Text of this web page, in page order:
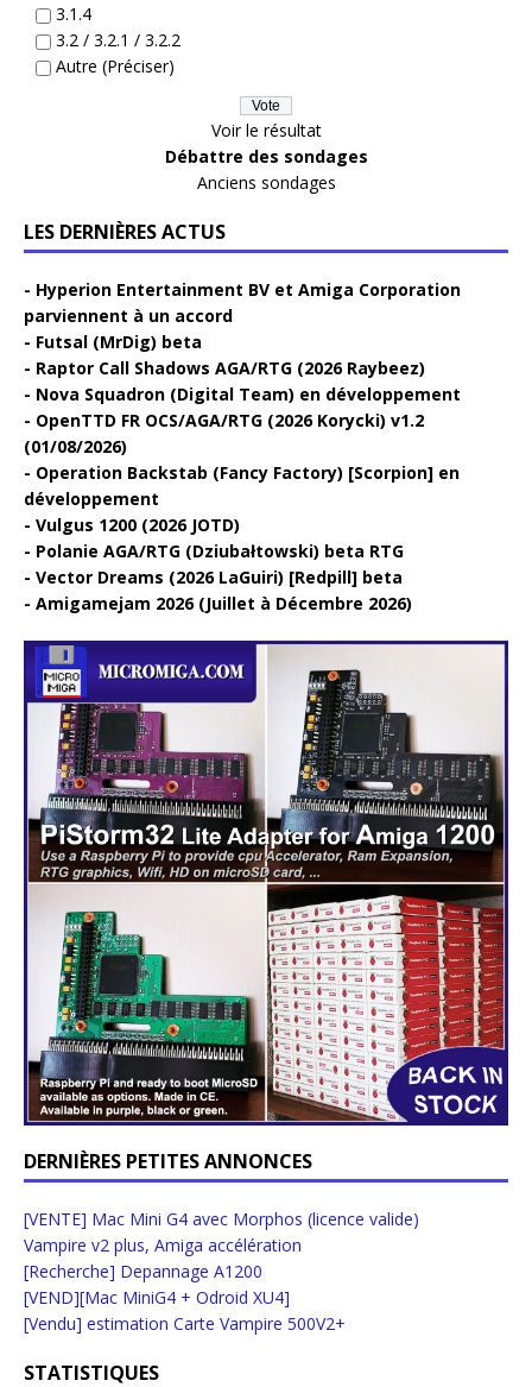
3.1.4
3.2 / 3.2.1 / 3.2.2
Autre (Préciser)
Voir le résultat
Débattre des sondages
Anciens sondages
LES DERNIÈRES ACTUS
Hyperion Entertainment BV et Amiga Corporation
parviennent à un accord
Futsal (MrDig) beta
Raptor Call Shadows AGA/RTG (2026 Raybeez)
Nova Squadron (Digital Team) en développement
OpenTTD FR OCS/AGA/RTG (2026 Korycki) v1.2
(01/08/2026)
Operation Backstab (Fancy Factory) [Scorpion] en
développement
Vulgus 1200 (2026 JOTD)
Polanie AGA/RTG (Dziubałtowski) beta RTG
Vector Dreams (2026 LaGuiri) [Redpill] beta
Amigamejam 2026 (Juillet à Décembre 2026)
DERNIÈRES PETITES ANNONCES
[VENTE] Mac Mini G4 avec Morphos (licence valide)
Vampire v2 plus, Amiga accélération
[Recherche] Depannage A1200
[VEND][Mac MiniG4 + Odroid XU4]
[Vendu] estimation Carte Vampire 500V2+
STATISTIQUES